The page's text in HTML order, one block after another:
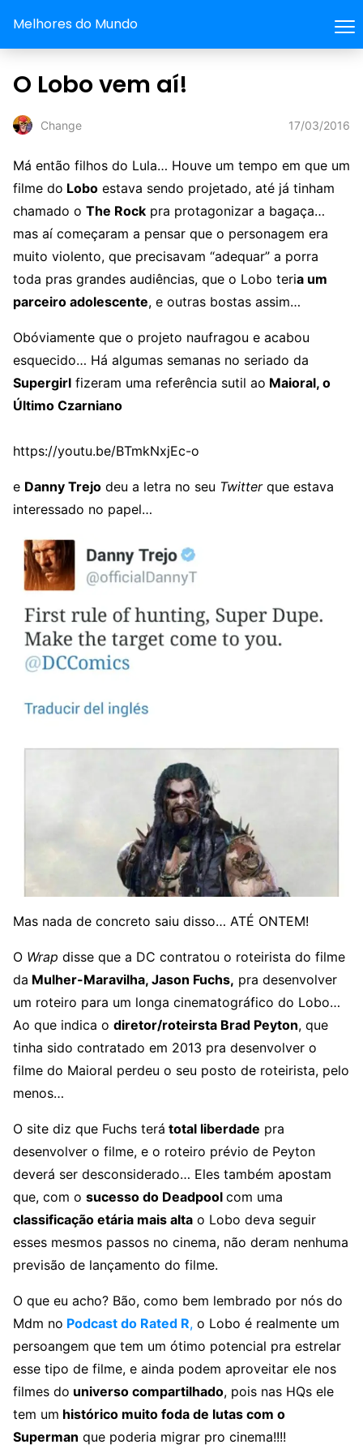
Melhores do Mundo
O Lobo vem aí!
Change 17/03/2016
Má então filhos do Lula… Houve um tempo em que um
filme do Lobo estava sendo projetado, até já tinham
chamado o The Rock pra protagonizar a bagaça…
mas aí começaram a pensar que o personagem era
muito violento, que precisavam “adequar” a porra
toda pras grandes audiências, que o Lobo teria um
parceiro adolescente, e outras bostas assim…
Obóviamente que o projeto naufragou e acabou
esquecido… Há algumas semanas no seriado da
Supergirl fizeram uma referência sutil ao Maioral, o
Último Czarniano
https://youtu.be/BTmkNxjEc-o
e Danny Trejo deu a letra no seu Twitterque estava
interessado no papel…
Mas nada de concreto saiu disso… ATÉ ONTEM!
O Wrap disse que a DC contratou o roteirista do filme
da Mulher-Maravilha, Jason Fuchs, pra desenvolver
um roteiro para um longa cinematográfico do Lobo…
Ao que indica o diretor/roteirsta Brad Peyton, que
tinha sido contratado em 2013 pra desenvolver o
filme do Maioral perdeu o seu posto de roteirista, pelo
menos…
O site diz que Fuchs terá total liberdade pra
desenvolver o filme, e o roteiro prévio de Peyton
deverá ser desconsiderado… Eles também apostam
que, com o sucesso do Deadpool com uma
classificação etária mais alta o Lobo deva seguir
esses mesmos passos no cinema, não deram nenhuma
previsão de lançamento do filme.
O que eu acho? Bão, como bem lembrado por nós do
Mdm no Podcast do Rated R, o Lobo é realmente um
persoangem que tem um ótimo potencial pra estrelar
esse tipo de filme, e ainda podem aproveitar ele nos
filmes do universo compartilhado, pois nas HQs ele
tem um histórico muito foda de lutas com o
Superman que poderia migrar pro cinema!!!!